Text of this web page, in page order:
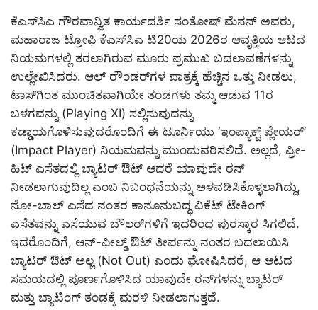
ಕೆಎಸ್‌ಸಿಎ ಗೌರವಾನ್ವಿತ ಕಾರ್ಯದರ್ಶಿ ಸಂತೋಷ್ ಮೆನನ್ ಅವರು,
ಮಹಾರಾಜ ಟ್ರೋಫಿ ಕೆಎಸ್‌ಸಿಎ ಟಿ20ಯ 2026ರ ಆವೃತ್ತಿಯ ಆಟದ
ನಿಯಮಗಳಲ್ಲಿ ತರಲಾಗಿರುವ ಮೂರು ಪ್ರಮುಖ ಬದಲಾವಣೆಗಳನ್ನು
ಉಲ್ಲೇಖಿಸಿದರು. ಆಲ್ ರೌಂಡರ್‌ಗಳ ಪಾತ್ರಕ್ಕೆ ಹೆಚ್ಚಿನ ಒತ್ತು ನೀಡಲು,
ಟಾಸ್‌ಗಿಂತ ಮುಂಚಿತವಾಗಿಯೇ ತಂಡಗಳು ತಮ್ಮ ಆಡುವ 11ರ
ಬಳಗವನ್ನು (Playing XI) ಸಲ್ಲಿಸುವುದನ್ನು
ಕಡ್ಡಾಯಗೊಳಿಸುವುದರೊಂದಿಗೆ ಈ ಟೂರ್ನಿಯು ‘ಇಂಪ್ಯಾಕ್ಟ್ ಪ್ಲೇಯರ್’
(Impact Player) ನಿಯಮವನ್ನು ಮುಂದುವರಿಸಲಿದೆ. ಅಲ್ಲದೆ, ಫ್ರೀ-
ಹಿಟ್ ಎಸೆತದಲ್ಲಿ ಬ್ಯಾಟರ್ ಔಟ್ ಆದರೆ ಯಾವುದೇ ರನ್
ನೀಡಲಾಗುವುದಿಲ್ಲ ಎಂಬ ನಿಬಂಧನೆಯನ್ನು ಅಳವಡಿಸಿಕೊಳ್ಳಲಾಗಿದ್ದು,
ನೋ-ಬಾಲ್ ಎಸೆದ ನಂತರ ಕಾನೂನುಬದ್ಧ ವಿಕೆಟ್ ಟೇಕಿಂಗ್
ಎಸೆತವನ್ನು ಎಸೆಯುವ ಬೌಲರ್‌ಗಳಿಗೆ ಇದರಿಂದ ಪುರಸ್ಕಾರ ಸಿಗಲಿದೆ.
ಇದರೊಂದಿಗೆ, ಆನ್-ಫೀಲ್ಡ್ ಔಟ್ ತೀರ್ಪನ್ನು ನಂತರ ಬದಲಾಯಿಸಿ
ಬ್ಯಾಟರ್ ಔಟ್ ಅಲ್ಲ (Not Out) ಎಂದು ಘೋಷಿಸಿದರೆ, ಆ ಆಟದ
ಸಮಯದಲ್ಲಿ ಪೂರ್ಣಗೊಳಿಸಿದ ಯಾವುದೇ ರನ್‌ಗಳನ್ನು ಬ್ಯಾಟರ್
ಮತ್ತು ಬ್ಯಾಟಿಂಗ್ ತಂಡಕ್ಕೆ ಮರಳಿ ನೀಡಲಾಗುತ್ತದೆ.